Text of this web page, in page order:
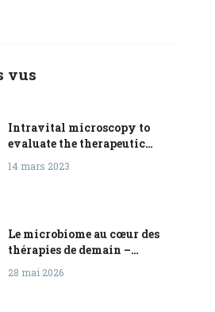
vus
Intravital microscopy to
evaluate the therapeutic
effects of
14 mars 2023
Le microbiome au cœur des
thérapies de demain –
Narbonne | 16 & 17 AVRIL
2026
28 mai 2026